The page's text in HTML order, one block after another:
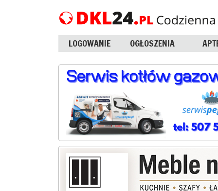
LOGOWANIE OGŁOSZENIA